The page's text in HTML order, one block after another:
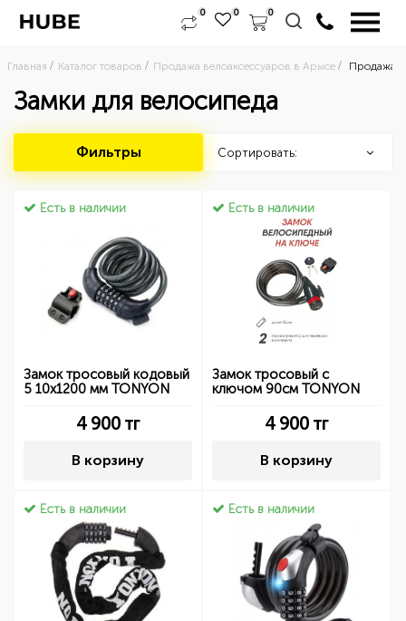
0 0 0
Главная Каталог товаров Продажа велоаксессуаров в Арысе Продажа
Замки для велосипеда
Фильтры Сортировать:
Есть в наличии
Замок тросовый кодовый
5 10х1200 мм TONYON
4 900 тг
В корзину
Есть в наличии
Замок тросовый с
ключом 90см TONYON
4 900 тг
В корзину
Есть в наличии Есть в наличии